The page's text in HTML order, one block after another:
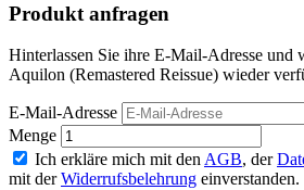
Produkt anfragen
Hinterlassen Sie ihre E-Mail-Adresse und
Aquilon (Remastered Reissue) wieder
E-Mail-Adresse
Menge
Ich erkläre mich mit den AGB, der
mit derWiderrufsbelehrung einverstanden.